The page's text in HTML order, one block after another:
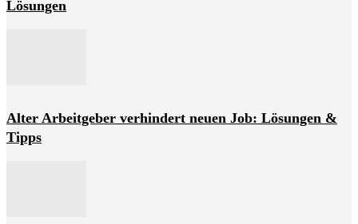
Lösungen
Alter Arbeitgeber verhindert neuen Job: Lösungen &
Tipps